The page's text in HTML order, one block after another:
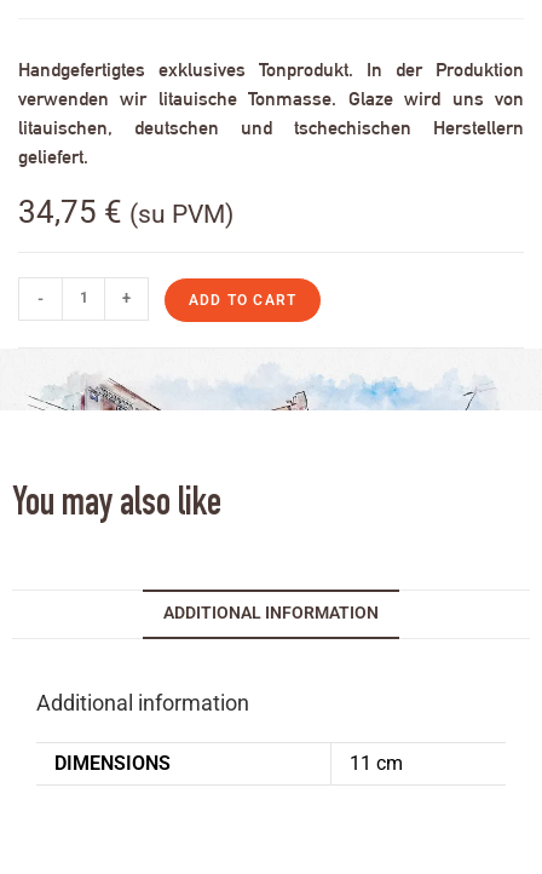
Handgefertigtes exklusives Tonprodukt. In der Produktion
verwenden wir litauische Tonmasse. Glaze wird uns von
litauischen, deutschen und tschechischen Herstellern
geliefert.
34,75 € (su PVM)
- + ADD TO CART
You may also like
ADDITIONAL INFORMATION
Additional information
DIMENSIONS 11 cm